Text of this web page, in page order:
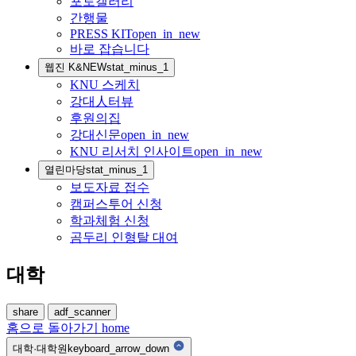
간행물
PRESS KITopen_in_new
바로 잡습니다
웹진 K&NEWstat_minus_1
KNU 스케치
강대人터뷰
후원의집
강대신문open_in_new
KNU 리서치 인사이트open_in_new
열린마당stat_minus_1
보도자료 접수
캠퍼스투어 신청
학과체험 신청
곰두리 인형탈 대여
대학
share adf_scanner
홈으로 돌아가기 home
대학·대학원keyboard_arrow_down